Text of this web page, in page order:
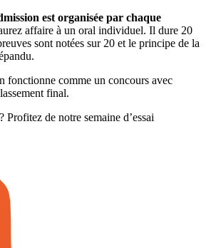
est organisée par chaque
affaire à un oral individuel. Il dure 20
sont notées sur 20 et le principe de la
fonctionne comme un concours avec
final.
Profitez de notre semaine d’essai